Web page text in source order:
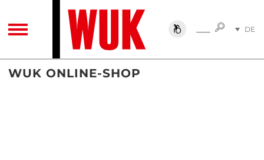
TOGGLE NAVIGATIONSUCHESUCHE
DE
WUK ONLINE-SHOP